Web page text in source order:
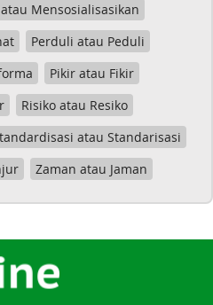
Mensosialisasikan
Perduli atau Peduli
Pikir atau Fikir
Risiko atau Resiko
atau Standarisasi
Zaman atau Jaman